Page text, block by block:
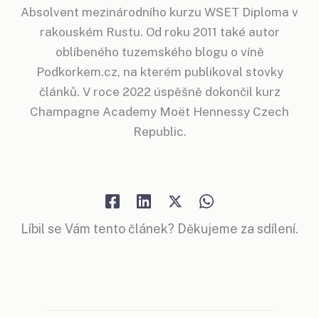
Absolvent mezinárodního kurzu WSET Diploma v
rakouském Rustu. Od roku 2011 také autor
oblíbeného tuzemského blogu o víně
Podkorkem.cz, na kterém publikoval stovky
článků. V roce 2022 úspěšně dokončil kurz
Champagne Academy Moët Hennessy Czech
Republic.
Líbil se Vám tento článek? Děkujeme za sdílení.